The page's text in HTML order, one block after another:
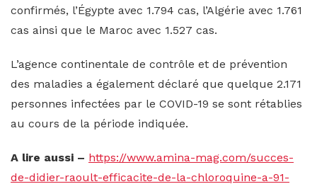
confirmés, l’Égypte avec 1.794 cas, l’Algérie avec 1.761
cas ainsi que le Maroc avec 1.527 cas.
L’agence continentale de contrôle et de prévention
des maladies a également déclaré que quelque 2.171
personnes infectées par le COVID-19 se sont rétablies
au cours de la période indiquée.
A lire aussi – https://www.amina-mag.com/succes-
de-didier-raoult-efficacite-de-la-chloroquine-a-91-